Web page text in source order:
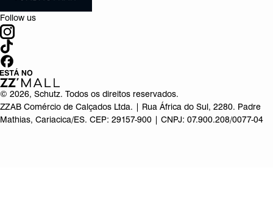
Follow us
© 2026, Schutz. Todos os direitos reservados.
ZZAB Comércio de Calçados Ltda. | Rua África do Sul, 2280. Padre
Mathias, Cariacica/ES. CEP: 29157-900 | CNPJ: 07.900.208/0077-04